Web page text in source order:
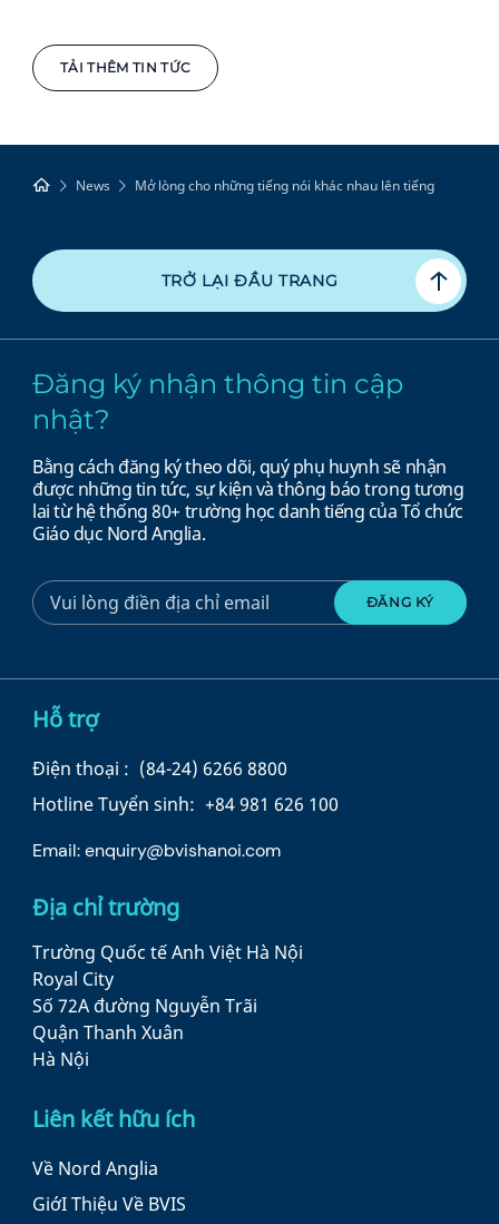
TẢI THÊM TIN TỨC
News Mở lòng cho những tiếng nói khác nhau lên tiếng
TRỞ LẠI ĐẦU TRANG
Đăng ký nhận thông tin cập
nhật?
Bằng cách đăng ký theo dõi, quý phụ huynh sẽ nhận
được những tin tức, sự kiện và thông báo trong tương
lai từ hệ thống 80+ trường học danh tiếng của Tổ chức
Giáo dục Nord Anglia.
Hỗ trợ
Điện thoại : (84-24) 6266 8800
Hotline Tuyển sinh: +84 981 626 100
Email:enquiry@bvishanoi.com
Địa chỉ trường
Trường Quốc tế Anh Việt Hà Nội
Royal City
Số 72A đường Nguyễn Trãi
Quận Thanh Xuân
Hà Nội
Liên kết hữu ích
Về Nord Anglia
GiớI Thiệu Về BVIS